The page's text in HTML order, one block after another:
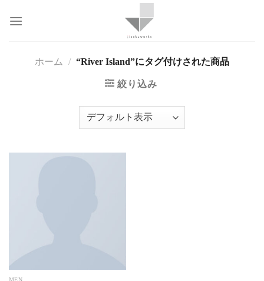
ホーム / “River Island”にタグ付けされた商品
絞り込み
MEN